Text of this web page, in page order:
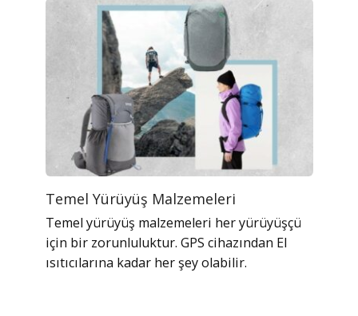
Temel Yürüyüş Malzemeleri
Temel yürüyüş malzemeleri her yürüyüşçü
için bir zorunluluktur. GPS cihazından El
ısıtıcılarına kadar her şey olabilir.